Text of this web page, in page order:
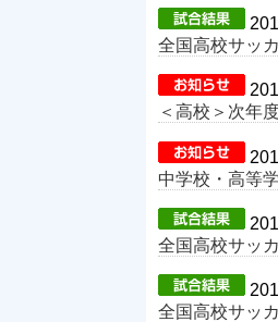
全国高校サッ
＜高校＞次年
中学校・高等
全国高校サッ
全国高校サッ